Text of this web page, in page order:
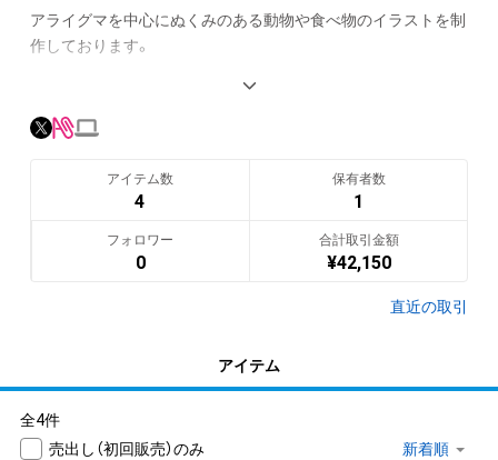
アライグマを中心にぬくみのある動物や食べ物のイラストを制
作しております。
アイテム数
4
保有者数
1
フォロワー
0
合計取引金額
¥42,150
直近の取引
アイテム
全4件
売出し（初回販売）のみ